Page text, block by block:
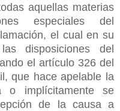
aquellas materias
especiales del
el cual en su
disposiciones del
el artículo 326 del
que hace apelable la
o implícitamente se
de la causa a